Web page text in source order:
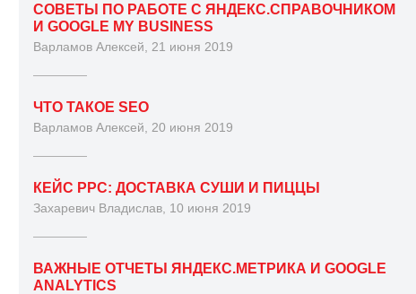
СОВЕТЫ ПО РАБОТЕ С ЯНДЕКС.СПРАВОЧНИКОМ
И GOOGLE MY BUSINESS
Варламов Алексей, 21 июня 2019
ЧТО ТАКОЕ SEO
Варламов Алексей, 20 июня 2019
КЕЙС PPC: ДОСТАВКА СУШИ И ПИЦЦЫ
Захаревич Владислав, 10 июня 2019
ВАЖНЫЕ ОТЧЕТЫ ЯНДЕКС.МЕТРИКА И GOOGLE
ANALYTICS